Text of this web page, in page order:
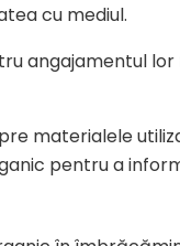
cu mediul.
angajamentul
materialele
pentru a